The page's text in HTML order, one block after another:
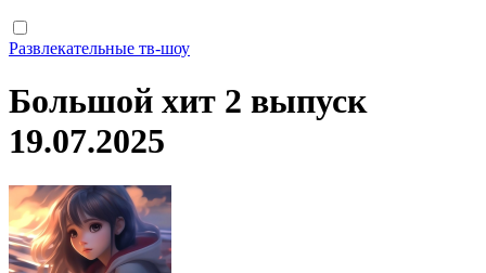
Развлекательные тв-шоу
Большой хит 2 выпуск
19.07.2025